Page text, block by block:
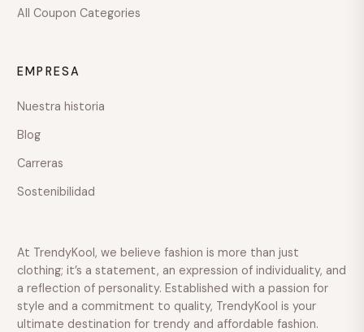
$100
$400
$400
$600
Over
TALLA
All Coupon Categories
EMPRESA
Nuestra historia
Blog
Carreras
Sostenibilidad
At TrendyKool, we believe fashion is more than just
clothing; it’s a statement, an expression of individuality, and
a reflection of personality. Established with a passion for
style and a commitment to quality, TrendyKool is your
ultimate destination for trendy and affordable fashion.